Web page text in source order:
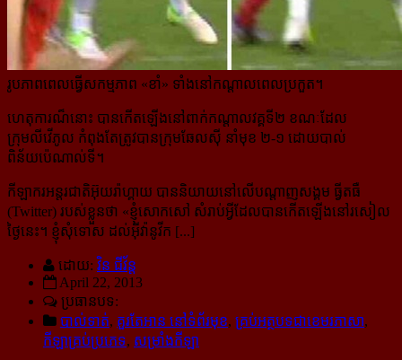
រូបភាពពេលធ្វើសកម្មភាព «ខាំ» ទាំងនៅកណ្ដាលពេលប្រកួត។
ហេតុការណ៏នោះ បានកើតឡើងនៅពាក់កណ្តាលវគ្គទី២ ខណៈដែល
ក្រុមលីវើភូល កំពុងតែត្រូវបានក្រុមឆែលស៊ី នាំមុខ ២-១ ដោយបាល់
ពិន័យប៉េណាល់ទី។
កីឡាករអន្តរជាតិអ៊ុយរ៉ាហ្គាយ បាននិយាយនៅលើបណ្តាញសង្គម ធ្វីតធឺ
(Twitter) របស់ខ្លួនថា «ខ្ញុំសោកសៅ សំរាប់អ្វី​ដែលបានកើតឡើងនៅរសៀល
ថ្ងៃនេះ។ ខ្ញុំសុំទោស ដល់អ៊ីវ៉ានូវីក [...]
ដោយ: វិន ជីវ័ន្ត
April 22, 2013
ប្រធានបទ:
បាល់ទាត់, គួរតែអាន នៅទំព័រមុខ, គ្រប់អត្ថបទជាខេមរភាសា,
កីឡាគ្រប់ប្រភេទ, សម្រាំងកីឡា